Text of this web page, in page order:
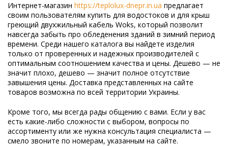
Интернет-магазин https://teplolux-dnepr.in.ua предлагает
своим пользователям купить для водостоков и для крыш
греющий двухжильный кабель Woks, который позволит
навсегда забыть про обледенения зданий в зимний период
времени. Среди нашего каталога вы найдете изделия
только от проверенных и надежных производителей с
оптимальным соотношением качества и цены. Дешево — не
значит плохо, дешево — значит полное отсутствие
завышения цены. Доставка представленных на сайте
товаров возможна по всей территории Украины.
Кроме того, мы всегда рады общению с вами. Если у вас
есть какие-либо сложности с выбором, вопросы по
ассортименту или же нужна консультация специалиста —
смело звоните по номерам, указанным на сайте.